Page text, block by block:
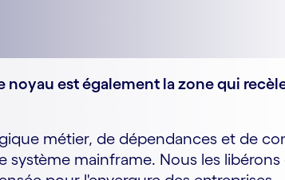
noyau est également la zone qui
métier, de dépendances et de
système mainframe. Nous les libérons